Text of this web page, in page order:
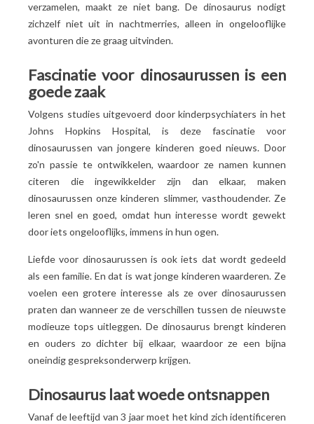
verzamelen, maakt ze niet bang. De dinosaurus nodigt
zichzelf niet uit in nachtmerries, alleen in ongelooflijke
avonturen die ze graag uitvinden.
Fascinatie voor dinosaurussen is een
goede zaak
Volgens studies uitgevoerd door kinderpsychiaters in het
Johns Hopkins Hospital, is deze fascinatie voor
dinosaurussen van jongere kinderen goed nieuws. Door
zo'n passie te ontwikkelen, waardoor ze namen kunnen
citeren die ingewikkelder zijn dan elkaar, maken
dinosaurussen onze kinderen slimmer, vasthoudender. Ze
leren snel en goed, omdat hun interesse wordt gewekt
door iets ongelooflijks, immens in hun ogen.
Liefde voor dinosaurussen is ook iets dat wordt gedeeld
als een familie. En dat is wat jonge kinderen waarderen. Ze
voelen een grotere interesse als ze over dinosaurussen
praten dan wanneer ze de verschillen tussen de nieuwste
modieuze tops uitleggen. De dinosaurus brengt kinderen
en ouders zo dichter bij elkaar, waardoor ze een bijna
oneindig gespreksonderwerp krijgen.
Dinosaurus laat woede ontsnappen
Vanaf de leeftijd van 3 jaar moet het kind zich identificeren